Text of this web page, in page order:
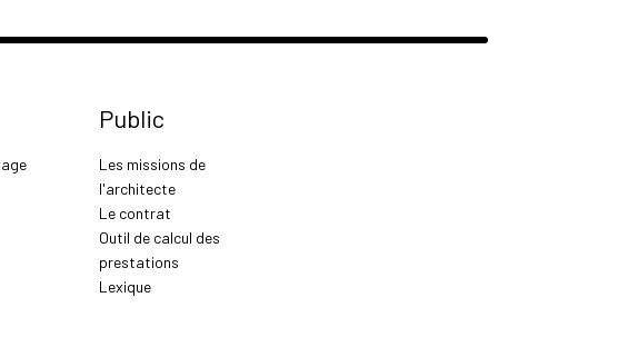
Public
Les missions de
l'architecte
Le contrat
Outil de calcul des
prestations
Lexique